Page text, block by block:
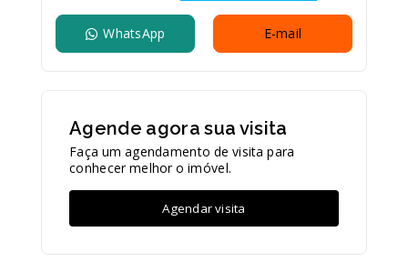
WhatsApp E-mail
Agende agora sua visita
Faça um agendamento de visita para
conhecer melhor o imóvel.
Agendar visita